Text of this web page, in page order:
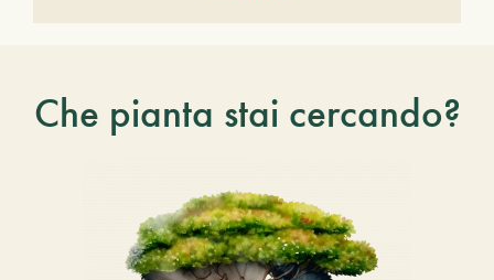
Che pianta stai cercando?